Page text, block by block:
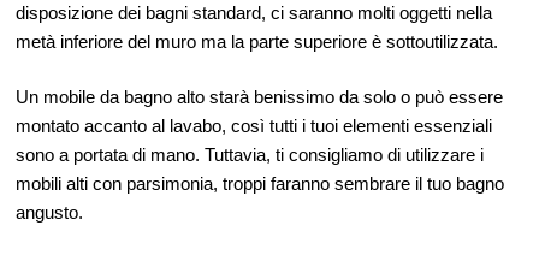
disposizione dei bagni standard, ci saranno molti oggetti nella
metà inferiore del muro ma la parte superiore è sottoutilizzata.
Un mobile da bagno alto starà benissimo da solo o può essere
montato accanto al lavabo, così tutti i tuoi elementi essenziali
sono a portata di mano. Tuttavia, ti consigliamo di utilizzare i
mobili alti con parsimonia, troppi faranno sembrare il tuo bagno
angusto.